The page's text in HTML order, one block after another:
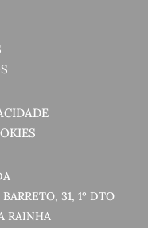
31, 1º DTO
RAINHA